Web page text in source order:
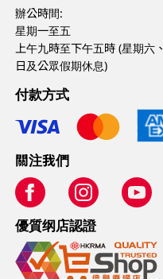
辦公時間:
星期一至五
上午九時至下午五時 (星期六、
日及公眾假期休息)
付款方式
關注我們
優質纲店認證